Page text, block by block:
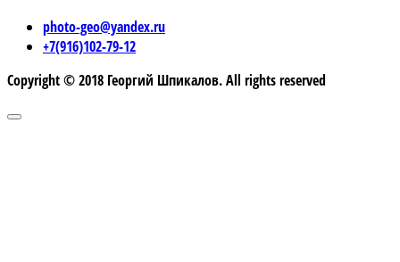
photo-geo@yandex.ru
+7(916)102-79-12
Copyright © 2018 Георгий Шпикалов. All rights reserved